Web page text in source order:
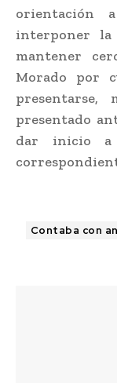
orientación
interponer la
mantener
Morado por
presentado
dar inicio a
Contaba con